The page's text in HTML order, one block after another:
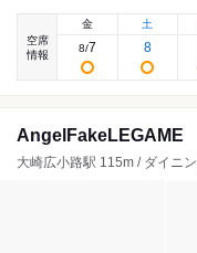
空席
情報
金
8/7
土
8
AngelFakeLEGAME
大崎広小路駅 115m / ダイニ